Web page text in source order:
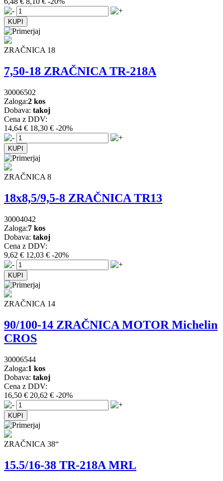
ZRAČNICA 18
7,50-18 ZRAČNICA TR-218A
30006502
Zaloga:2 kos
Dobava: takoj
Cena z DDV:
14,64 € 18,30 € -20%
ZRAČNICA 8
18x8,5/9,5-8 ZRAČNICA TR13
30004042
Zaloga:7 kos
Dobava: takoj
Cena z DDV:
9,62 € 12,03 € -20%
ZRAČNICA 14
90/100-14 ZRAČNICA MOTOR Michelin
CROS
30006544
Zaloga:1 kos
Dobava: takoj
Cena z DDV:
16,50 € 20,62 € -20%
ZRAČNICA 38“
15.5/16-38 TR-218A MRL